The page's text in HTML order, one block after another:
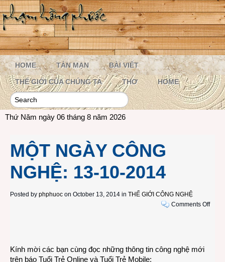
HOME TẢN MẠN BÀI VIẾT
THẾ GIỚI CỦA CHÚNG TA THƠ HOME
Thứ Năm ngày 06 tháng 8 năm 2026
MỘT NGÀY CÔNG
NGHỆ: 13-10-2014
Posted by phphuoc on October 13, 2014 in THẾ GIỚI CÔNG NGHỆ
Comments Offon
Kính mời các bạn cùng đọc những thông tin công nghệ mới
trên báo Tuổi Trẻ Online và Tuổi Trẻ Mobile: